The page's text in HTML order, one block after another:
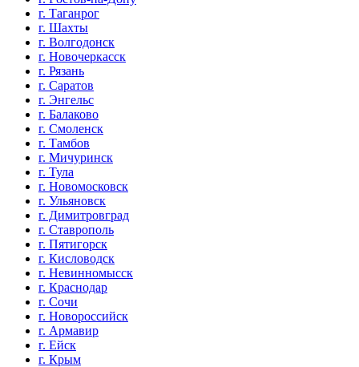
г. Таганрог
г. Шахты
г. Волгодонск
г. Новочеркасск
г. Рязань
г. Саратов
г. Энгельс
г. Балаково
г. Смоленск
г. Тамбов
г. Мичуринск
г. Тула
г. Новомосковск
г. Ульяновск
г. Димитровград
г. Ставрополь
г. Пятигорск
г. Кисловодск
г. Невинномысск
г. Краснодар
г. Сочи
г. Новороссийск
г. Армавир
г. Ейск
г. Крым